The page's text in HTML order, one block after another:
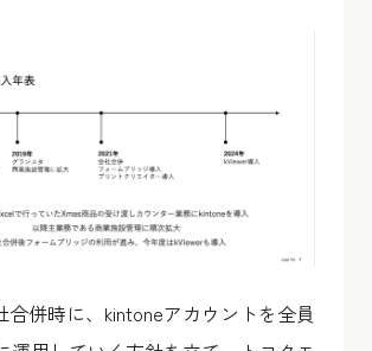
合併時に、kintoneアカウントを全員